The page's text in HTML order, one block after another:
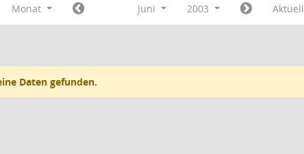
Monat Juni 2003 Aktuell
Daten gefunden.